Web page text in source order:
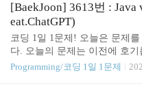
w.acmicpc.net 👨🏻‍💻 문제 풀
짜리 동전 N 개의 총 금액이 M
니면 No를 출력하도록 하였습
lution ) - SOMJANG def
f N * 100 >= M else "No" if
N, M = map(int, input().split())
[BaekJoon] 3613번 : Java
eat.ChatGPT)
코딩 1일 1문제! 오늘은 문제를
다. 오늘의 문제는 이전에 호
예외처리에 스트레스를 받고
Programming/코딩 1일 1문제